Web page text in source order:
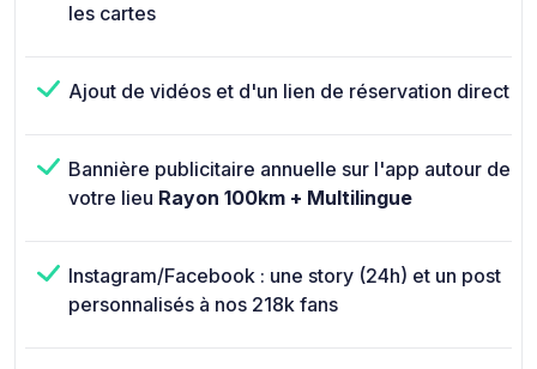
les cartes
Ajout de vidéos et d'un lien de réservation direct
Bannière publicitaire annuelle sur l'app autour de
votre lieu Rayon 100km + Multilingue
Instagram/Facebook : une story (24h) et un post
personnalisés à nos 218k fans